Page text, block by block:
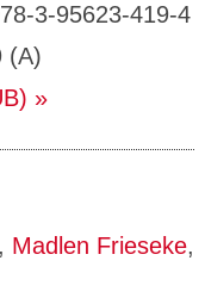
3-95623-419-4
(A)
Madlen Frieseke,